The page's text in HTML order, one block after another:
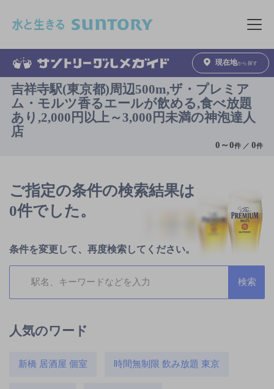
メニュ
現在地から探す
吉祥寺駅(東京都)周辺500m,ザ・プレミア
ム・モルツ香るエールが飲める,食べ放題
あり,2,000円以上～3,000円未満の神泡達人
店
0 ～0件 ／0件
ご指定の条件の検索結果は
0件でした。
条件を変更して、再度検索してください。
人気のワード
新橋 居酒屋 個室 時間無制限 飲み放題 東京